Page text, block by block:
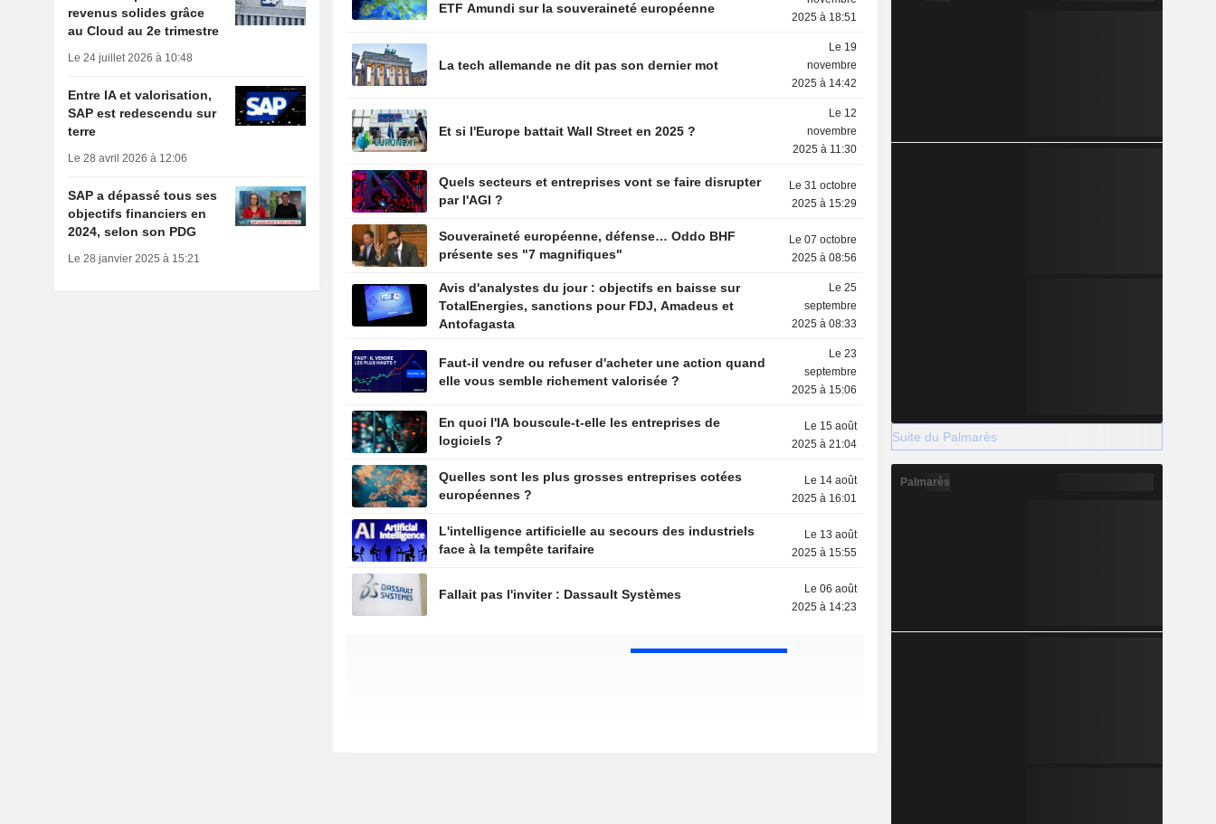
ETF Amundi sur la souveraineté européenne
2025 à 18:51
La tech allemande ne dit pas son dernier mot
Le 19
novembre
2025 à 14:42
Et si l'Europe battait Wall Street en 2025 ?
Le 12
novembre
2025 à 11:30
Quels secteurs et entreprises vont se faire disrupter
par l'AGI ?
Le 31 octobre
2025 à 15:29
Souveraineté européenne, défense… Oddo BHF
présente ses "7 magnifiques"
Le 07 octobre
2025 à 08:56
Avis d'analystes du jour : objectifs en baisse sur
TotalEnergies, sanctions pour FDJ, Amadeus et
Antofagasta
Le 25
septembre
2025 à 08:33
Faut-il vendre ou refuser d'acheter une action quand
elle vous semble richement valorisée ?
Le 23
septembre
2025 à 15:06
En quoi l'IA bouscule-t-elle les entreprises de
logiciels ?
Le 15 août
2025 à 21:04
Quelles sont les plus grosses entreprises cotées
européennes ?
Le 14 août
2025 à 16:01
L'intelligence artificielle au secours des industriels
face à la tempête tarifaire
Le 13 août
2025 à 15:55
Fallait pas l'inviter : Dassault Systèmes
Le 06 août
2025 à 14:23
revenus solides grâce
au Cloud au 2e trimestre
Le 24 juillet 2026 à 10:48
Entre IA et valorisation,
SAP est redescendu sur
terre
Le 28 avril 2026 à 12:06
SAP a dépassé tous ses
objectifs financiers en
2024, selon son PDG
Le 28 janvier 2025 à 15:21
Suite du Palmarès
Palmarès